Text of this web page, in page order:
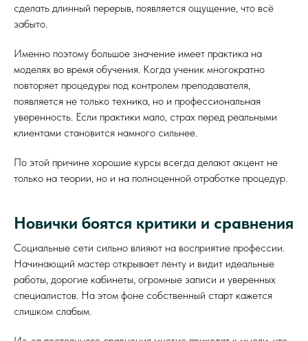
сделать длинный перерыв, появляется ощущение, что всё
забыто.
Именно поэтому большое значение имеет практика на
моделях во время обучения. Когда ученик многократно
повторяет процедуры под контролем преподавателя,
появляется не только техника, но и профессиональная
уверенность. Если практики мало, страх перед реальными
клиентами становится намного сильнее.
По этой причине хорошие курсы всегда делают акцент не
только на теории, но и на полноценной отработке процедур.
Новички боятся критики и сравнения
Социальные сети сильно влияют на восприятие профессии.
Начинающий мастер открывает ленту и видит идеальные
работы, дорогие кабинеты, огромные записи и уверенных
специалистов. На этом фоне собственный старт кажется
слишком слабым.